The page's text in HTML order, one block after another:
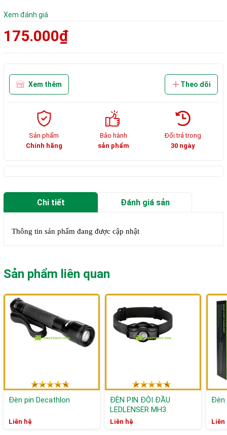
Xem đánh giá
175.000₫
Xem thêm Theo dõi
Sản phẩm
Chính hãng
Bảo hành
sản phẩm
Đổi trả trong
30 ngày
Chi tiết Đánh giá sản
Thông tin sản phẩm đang được cập nhật
Sản phẩm liên quan
Đèn pin Decathlon
Liên hệ
ĐÈN PIN ĐỘI ĐẦU
LEDLENSER MH3
Liên hệ
Đèn
Liên